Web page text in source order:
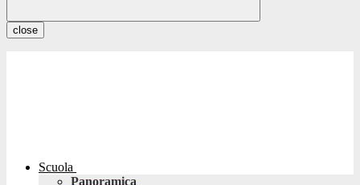
close
Scuola
Panoramica